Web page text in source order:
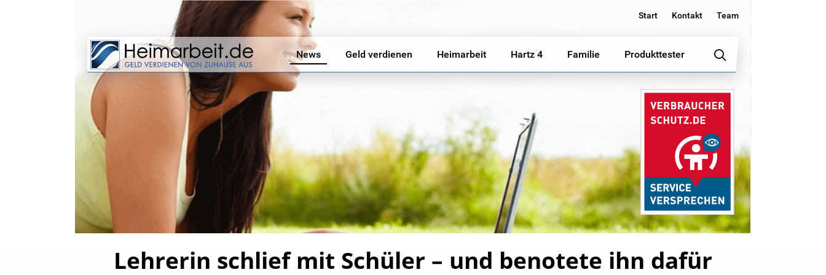
Start Kontakt Team
News Geld verdienen Heimarbeit Hartz 4 Familie Produkttester
Lehrerin schlief mit Schüler – und benotete ihn dafür